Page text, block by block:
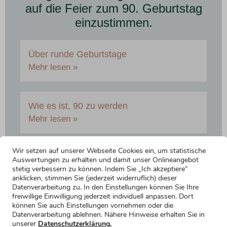
auf die Feier zum 90. Geburtstag
einzustimmen.
Über runde Geburtstage
Mehr lesen »
Wie es ist, 90 zu werden
Mehr lesen »
Wir setzen auf unserer Webseite Cookies ein, um statistische
Auswertungen zu erhalten und damit unser Onlineangebot
stetig verbessern zu können. Indem Sie „Ich akzeptiere“
anklicken, stimmen Sie (jederzeit widerruflich) dieser
Datenverarbeitung zu. In den Einstellungen können Sie Ihre
freiwillige Einwilligung jederzeit individuell anpassen. Dort
können Sie auch Einstellungen vornehmen oder die
Datenverarbeitung ablehnen. Nähere Hinweise erhalten Sie in
unserer Datenschutzerklärung.